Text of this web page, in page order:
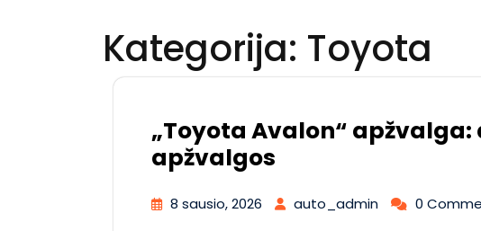
Kategorija: Toyota
„Toyota Avalon“
apžvalgos
8 sausio, 2026 auto_admin 0